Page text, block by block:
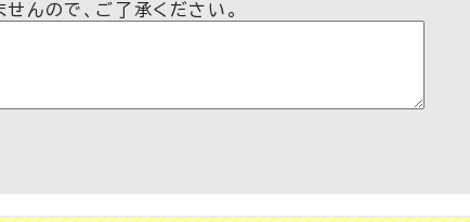
んので、ご了承ください。